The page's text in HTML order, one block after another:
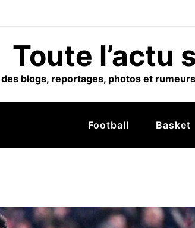
Toute l’actu
des blogs, reportages, photos et
Football Basket